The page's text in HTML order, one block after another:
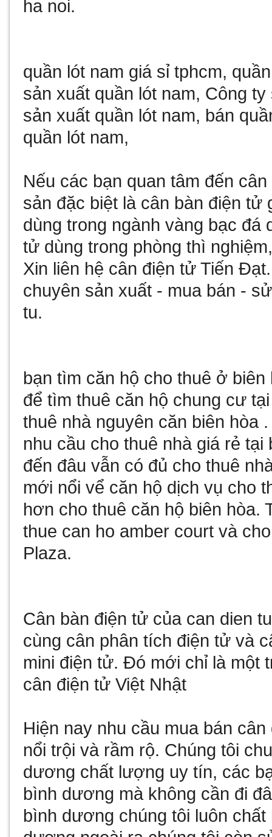
ha noi.
quần lót nam giá sỉ tphcm,
sản xuất quần lót nam, Công ty
sản xuất quần lót nam, bán
quần lót nam,
Nếu các bạn quan tâm đến cân
sản đặc biệt là cân bàn điện tử
dùng trong ngành vàng bạc
tử dùng trong phòng thì
Xin liên hệ cân điện tử Tiến
chuyên sản xuất - mua bán -
tu.
bạn tìm căn hộ cho thuê ở biên
để tìmthuê căn hộ chung cư
thuê nhà nguyên căn biên hòa
nhu cầu cho thuê nhà giá rẻ tại
đến đâu vẫn có đủ cho thuê
mới nổi vể căn hộ dịch vụ cho
hơn cho thuê căn hộ biên hòa.
thue can ho amber court và
Plaza.
Cân bàn điện tử của can dien tu
cùng cân phân tích điện tử và
mini điện tử. Đó mới chỉ là một
cân điện tử Việt Nhật
Hiện nay nhu cầu mua bán
nổi trội và rầm rộ. Chúng tôi
dương chất lượng uy tín, các
bình dương mà không cần đi
bình dương chúng tôi luôn